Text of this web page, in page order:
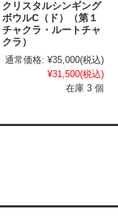
クリスタルシンギング
ボウルC（ド）（第１
チャクラ・ルートチャ
クラ）
通常価格: ¥35,000(税込)
¥31,500(税込)
在庫 3 個